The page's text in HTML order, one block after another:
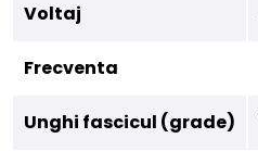
Voltaj
Frecventa
Unghi fascicul (grade)